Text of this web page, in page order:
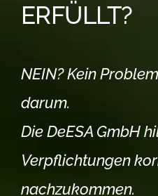
ERFÜLLT?
NEIN? Kein
darum.
Die DeESA GmbH
Verpflichtungen
nachzukommen.